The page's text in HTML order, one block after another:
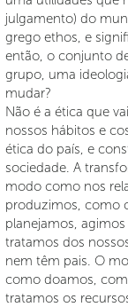
julgamento) do
grego ethos, e
então, o conjunto
grupo, uma
mudar?
Não é a ética que
nossos hábitos e
ética do país, e
sociedade. A
modo como nos
produzimos, como
planejamos,
tratamos dos
nem têm pais. O
como doamos,
tratamos os